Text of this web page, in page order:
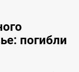
погибли